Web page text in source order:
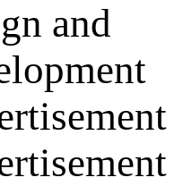
and